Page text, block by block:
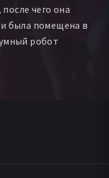
чего она
была помещена в
робот
базы данных
упала, из-за чего